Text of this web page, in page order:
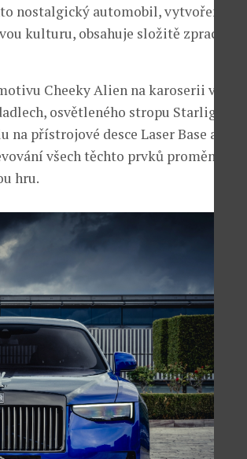
nostalgický automobil, vytvořený pro
kulturu, obsahuje složitě zpracované
Cheeky Alien na karoserii v rámci
osvětleného stropu Starlight v
přístrojové desce Laser Base a
všech těchto prvků promění
hru.